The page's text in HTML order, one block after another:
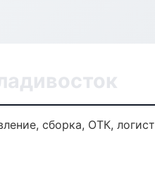
сборка, ОТК,